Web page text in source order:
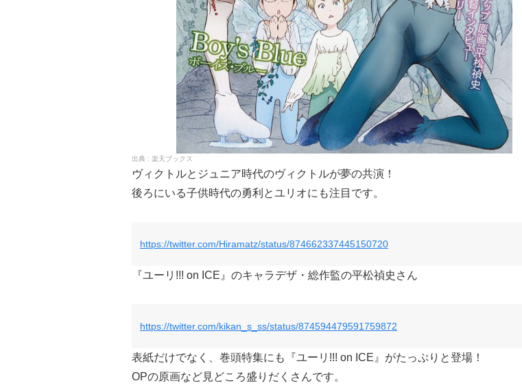
楽天ブックス
ヴィクトルとジュニア時代のヴィクトルが夢の共演！
後ろにいる子供時代の勇利とユリオにも注目です。
https://twitter.com/Hiramatz/status/874662337445150720
『ユーリ!!! on ICE』のキャラデザ・総作監の平松禎史さん
https://twitter.com/kikan_s_ss/status/874594479591759872
表紙だけでなく、巻頭特集にも『ユーリ!!! on ICE』がたっぷりと登場！
OPの原画など見どころ盛りだくさんです。